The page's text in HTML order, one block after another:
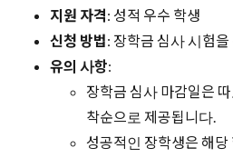
지원 자격: 성적 우수 학생
신청 방법: 장학금 심사 시험을
유의 사항:
장학금 심사 마감일은
착순으로 제공됩니다.
성공적인 장학생은 해